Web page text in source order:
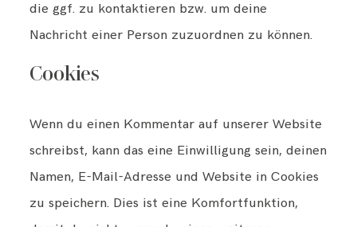
die ggf. zu kontaktieren bzw. um deine
Nachricht einer Person zuzuordnen zu können.
Cookies
Wenn du einen Kommentar auf unserer Website
schreibst, kann das eine Einwilligung sein, deinen
Namen, E-Mail-Adresse und Website in Cookies
zu speichern. Dies ist eine Komfortfunktion,